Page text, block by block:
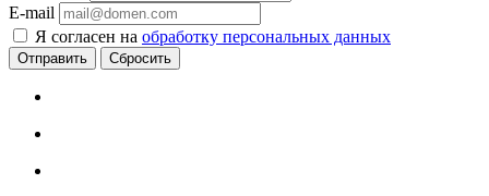
E-mail
Я согласен на обработку персональных данных
Сбросить